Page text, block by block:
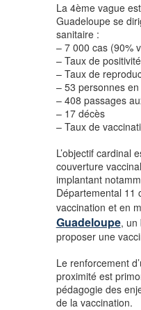
La 4ème vague
Guadeloupe se
sanitaire :
– 7 000 cas (90%
– Taux de
– Taux de
– 53 personnes
– 408 passages
– 17 décès
– Taux de
L’objectif cardinal
couverture
implantant
Départemental 11
vaccination et en
Guadeloupe, un
proposer une
Le renforcement
proximité est
pédagogie des
de la vaccination.